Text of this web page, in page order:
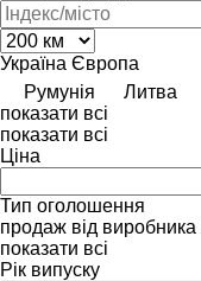
Україна Європа
Румунія
Литва
показати всі
показати всі
Ціна
Тип оголошення
продаж від виробника
показати всі
Рік випуску